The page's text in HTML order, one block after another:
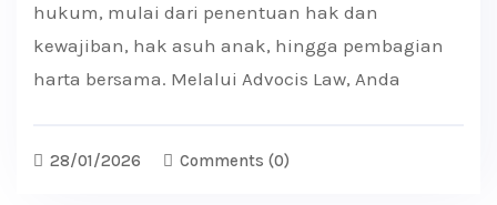
hukum, mulai dari penentuan hak dan
kewajiban, hak asuh anak, hingga pembagian
harta bersama. Melalui Advocis Law, Anda
28/01/2026 Comments (0)